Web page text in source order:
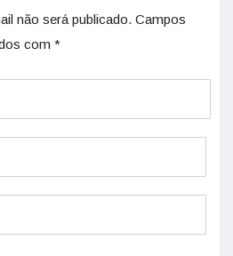
não será publicado. Campos
com *